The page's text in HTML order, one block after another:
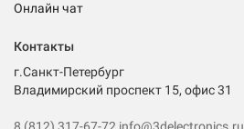
Онлайн чат
Контакты
г.Санкт-Петербург
Владимирский проспект 15, офис 31